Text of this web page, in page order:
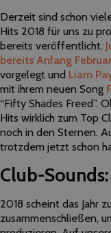
Derzeit sind schon
Hits 2018 für uns zu
bereits veröffentlicht.
bereits Anfang
vorgelegt und Liam
mit ihrem neuen Song
“Fifty Shades Freed”.
Hits wirklich zum Top
noch in den Sternen.
trotzdem jetzt schon
Club-
2018 scheint das Jahr
zusammenschließen,